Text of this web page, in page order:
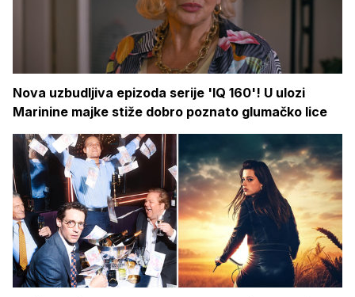
Nova uzbudljiva epizoda serije 'IQ 160'! U ulozi
Marinine majke stiže dobro poznato glumačko lice